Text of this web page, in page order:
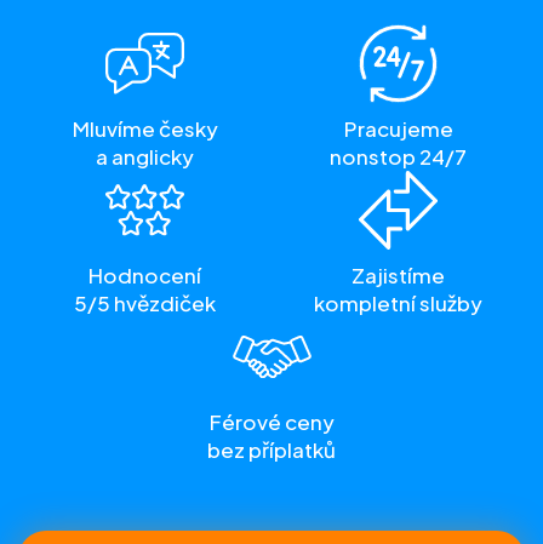
Mluvíme česky
a anglicky
Pracujeme
nonstop 24/7
Hodnocení
5/5 hvězdiček
Zajistíme
kompletní služby
Férové ceny
bez příplatků